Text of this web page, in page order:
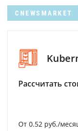
CNEWSMARKET
Рассчитать
От 0.52 руб./